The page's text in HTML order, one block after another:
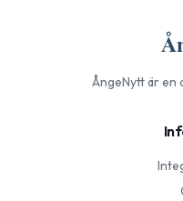
ÅngeNyttär en